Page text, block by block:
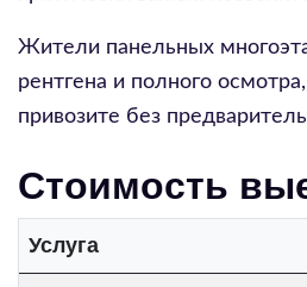
Жители панельных
рентгена и полного
привозите без
Стоимость
Услуга